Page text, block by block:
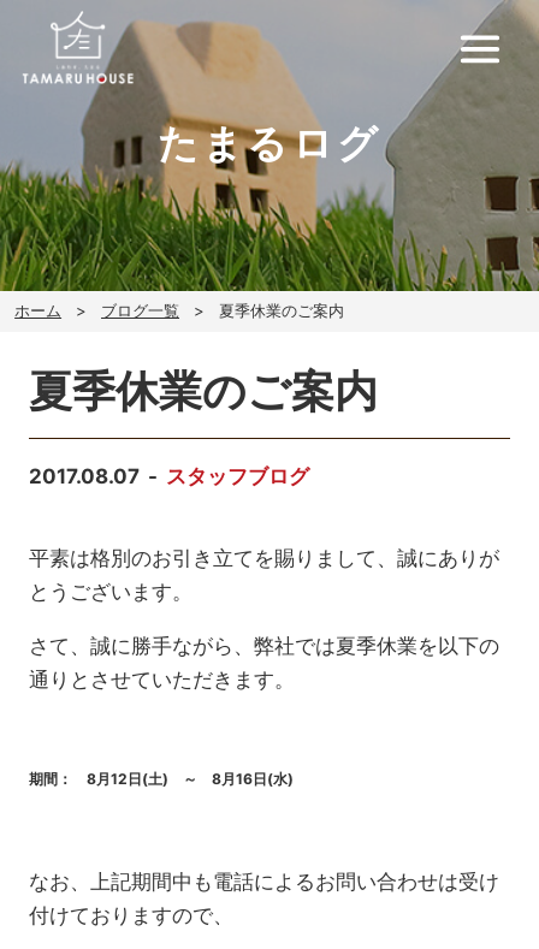
たまるログ
ホーム ブログ一覧 夏季休業のご案内
夏季休業のご案内
2017.08.07 スタッフブログ
平素は格別のお引き立てを賜りまして、誠にありが
とうございます。
さて、誠に勝手ながら、弊社では夏季休業を以下の
通りとさせていただきます。
期間： 8月12日(土) ～ 8月16日(水)
なお、上記期間中も電話によるお問い合わせは受け
付けておりますので、